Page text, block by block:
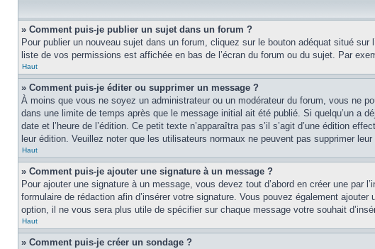
» Comment puis-je publier un sujet dans un forum ?
Pour publier un nouveau sujet dans un forum, cliquez sur le bouton adéquat situé
liste de vos permissions est affichée en bas de l’écran du forum ou du sujet. Par
Haut
» Comment puis-je éditer ou supprimer un message ?
À moins que vous ne soyez un administrateur ou un modérateur du forum, vous ne
dans une limite de temps après que le message initial ait été publié. Si quelqu’un a
date et l’heure de l’édition. Ce petit texte n’apparaîtra pas s’il s’agit d’une édition
leur édition. Veuillez noter que les utilisateurs normaux ne peuvent pas supprimer
Haut
» Comment puis-je ajouter une signature à un message ?
Pour ajouter une signature à un message, vous devez tout d’abord en créer une par
formulaire de rédaction afin d’insérer votre signature. Vous pouvez également
option, il ne vous sera plus utile de spécifier sur chaque message votre souhait
Haut
» Comment puis-je créer un sondage ?